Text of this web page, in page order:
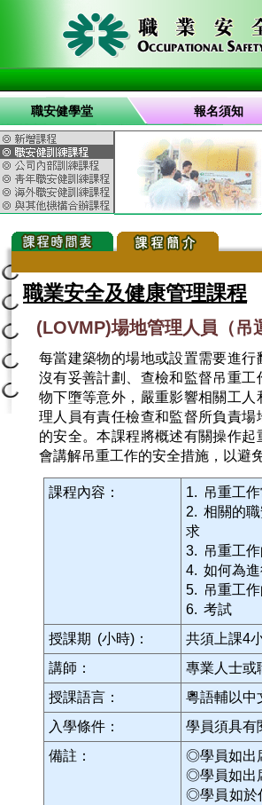
職安健學堂 報名須知
職業安全及健康管理課程
(LOVMP)場地管理人員（吊
每當建築物的場地或設置需要進
沒有妥善計劃、查檢和監督吊重
物下墮等意外，嚴重影響相關工
理人員有責任檢查和監督所負責
的安全。本課程將概述有關操作
會講解吊重工作的安全措施，以避
課程內容：
1. 吊重工
2. 相關的
求
3. 吊重工
4. 如何為
5. 吊重工
6. 考試
授課期 (小時)：
共須上課4
講師：
專業人士或
授課語言：
粵語輔以中
入學條件：
學員須具有
備註：
◎學員如出
◎學員如出
◎學員如於